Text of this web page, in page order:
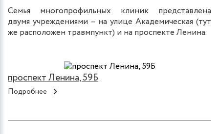
Семья многопрофильных клиник представлена
двумя учреждениями – на улице Академическая (тут
же расположен травмпункт) и на проспекте Ленина.
проспект Ленина, 59Б
Подробнее